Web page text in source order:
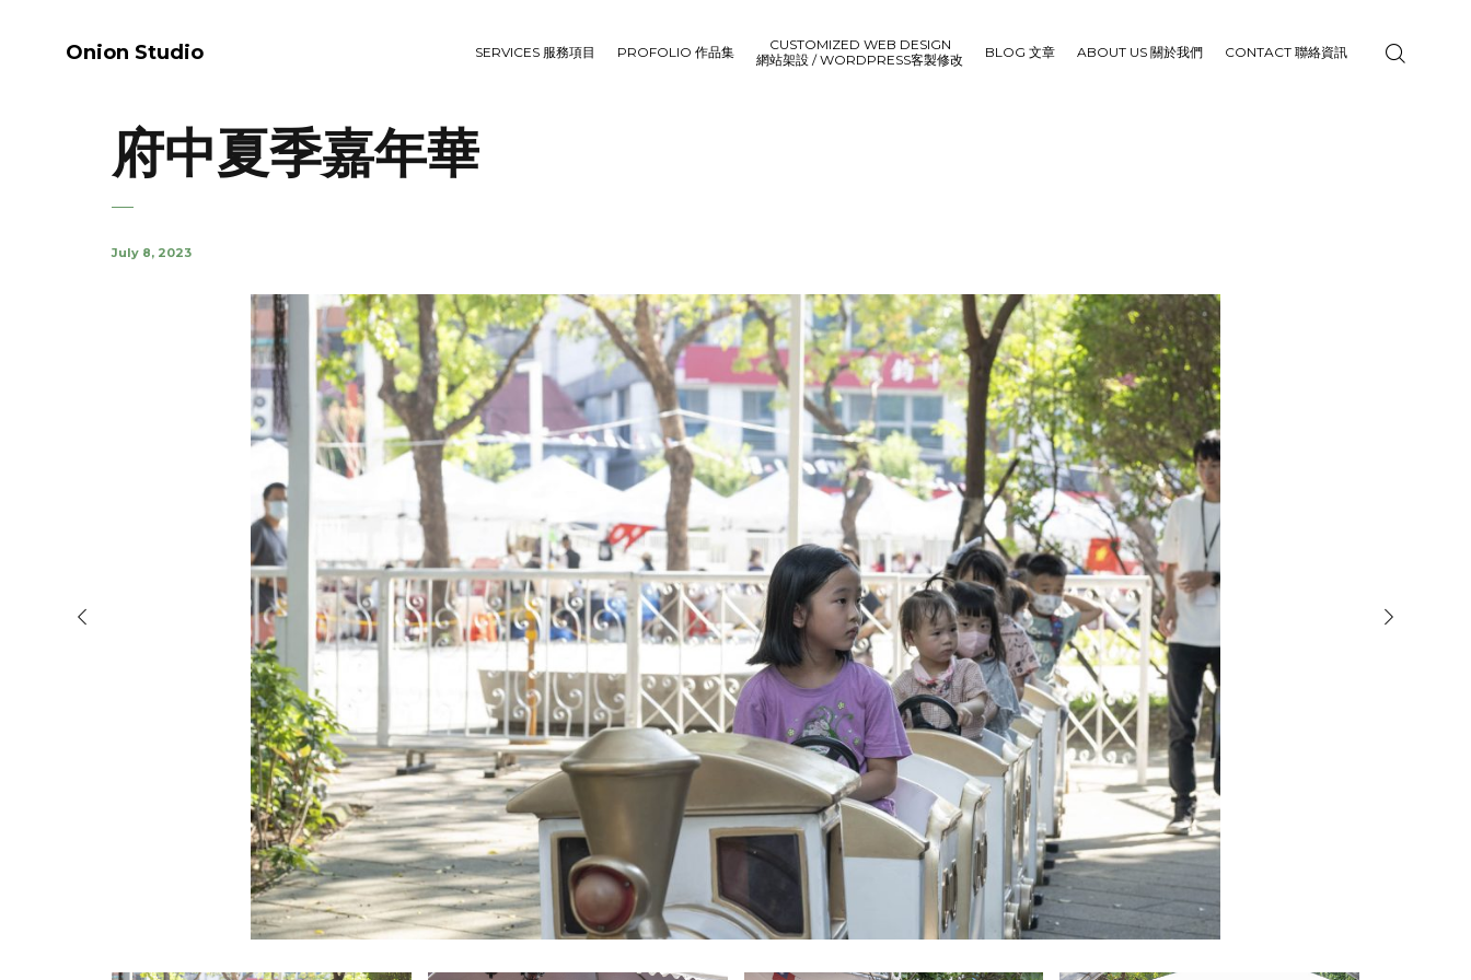
Onion Studio SERVICES 服務項目 PROFOLIO 作品集
CUSTOMIZED WEB DESIGN
網站架設 / WORDPRESS客製修改
BLOG 文章 ABOUT US 關於我們 CONTACT 聯絡資訊
府中夏季嘉年華
July 8, 2023